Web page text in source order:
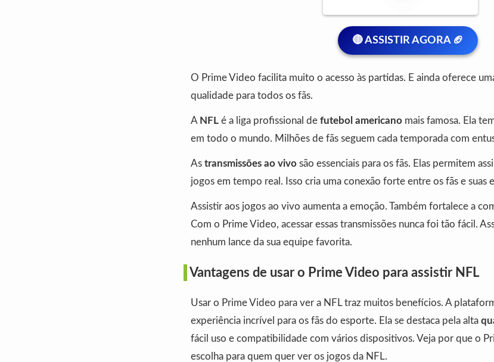
🔴 ASSISTIR AGORA 🏈
O Prime Video facilita muito o acesso às partidas. E ainda oferece
qualidade para todos os fãs.
A NFL é a liga profissional de futebol americano mais famosa. Ela
em todo o mundo. Milhões de fãs seguem cada temporada com
As transmissões ao vivo são essenciais para os fãs. Elas permitem
jogos em tempo real. Isso cria uma conexão forte entre os fãs e suas
Assistir aos jogos ao vivo aumenta a emoção. Também fortalece a
Com o Prime Video, acessar essas transmissões nunca foi tão fácil.
nenhum lance da sua equipe favorita.
Vantagens de usar o Prime Video para assistir NFL
Usar o Prime Video para ver a NFL traz muitos benefícios. A
experiência incrível para os fãs do esporte. Ela se destaca pela alta
fácil uso e compatibilidade com vários dispositivos. Veja por que o
escolha para quem quer ver os jogos da NFL.